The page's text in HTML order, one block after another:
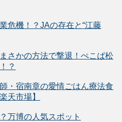
危機！？JAの存在と“江藤
さかの方法で撃退！ぺこぱ松
？
・宿南章の愛情ごはん療法食
天市場】
万博の人気スポット